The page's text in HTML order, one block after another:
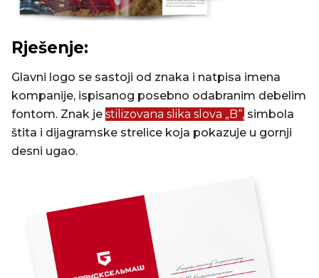
Rješenje:
Glavni logo se sastoji od znaka i natpisa imena
kompanije, ispisanog posebno odabranim debelim
fontom. Znak je stilizovana slika slova „B“, simbola
štita i dijagramske strelice koja pokazuje u gornji
desni ugao.